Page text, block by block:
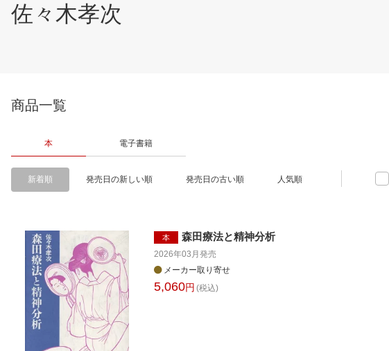
佐々木孝次
商品一覧
本 電子書籍
新着順 発売日の新しい順 発売日の古い順 人気順
本 森田療法と精神分析
2026年03月発売
メーカー取り寄せ
5,060円 (税込)